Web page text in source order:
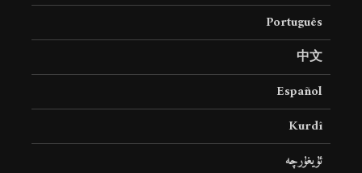
Português
中文
Español
Kurdî
ئۇيغۇرچە